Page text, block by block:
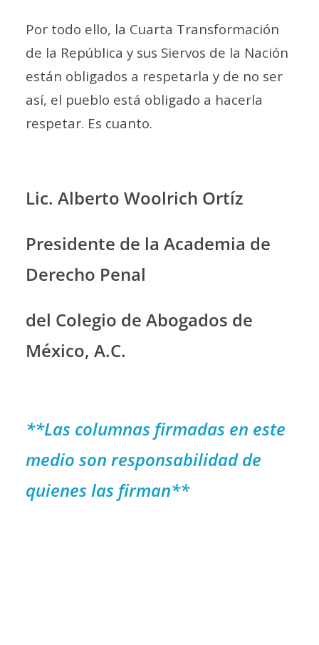
Por todo ello, la Cuarta Transformación
de la República y sus Siervos de la Nación
están obligados a respetarla y de no ser
así, el pueblo está obligado a hacerla
respetar. Es cuanto.
Lic. Alberto Woolrich Ortíz
Presidente de la Academia de
Derecho Penal
del Colegio de Abogados de
México, A.C.
**Las columnas firmadas en este
medio son responsabilidad de
quienes las firman**